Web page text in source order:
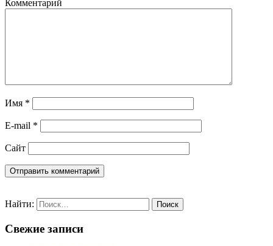
Комментарий
Имя *
E-mail *
Сайт
Найти:
Свежие записи